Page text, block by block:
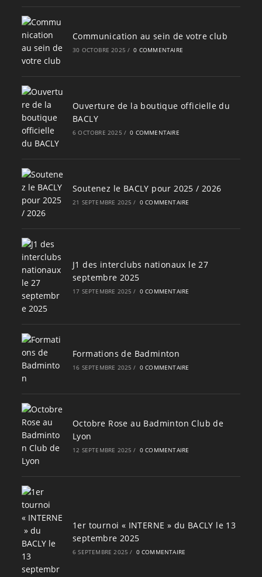
Communication au sein de votre club
30 OCTOBRE 2025 / 0 COMMENTAIRE
Ouverture de la boutique officielle du
BACLY
6 OCTOBRE 2025 / 0 COMMENTAIRE
Soutenez le BACLY pour 2025 / 2026
21 SEPTEMBRE 2025 / 0 COMMENTAIRE
J1 des interclubs nationaux le 27
septembre 2025
17 SEPTEMBRE 2025 / 0 COMMENTAIRE
Formations de Badminton
16 SEPTEMBRE 2025 / 0 COMMENTAIRE
Octobre Rose au Badminton Club de
Lyon
12 SEPTEMBRE 2025 / 0 COMMENTAIRE
1er tournoi « INTERNE » du BACLY le 13
septembre 2025
6 SEPTEMBRE 2025 / 0 COMMENTAIRE